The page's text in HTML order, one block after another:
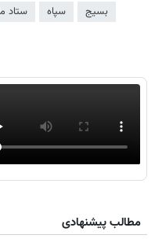
بسیج سپاه ستاد
مطالب پیشنهادی